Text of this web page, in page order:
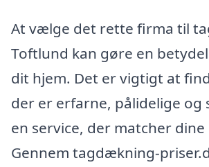
At vælge det rette firma til
Toftlund kan gøre en
dit hjem. Det er vigtigt at
der er erfarne, pålidelige og
en service, der matcher dine
Gennem tagdækning-